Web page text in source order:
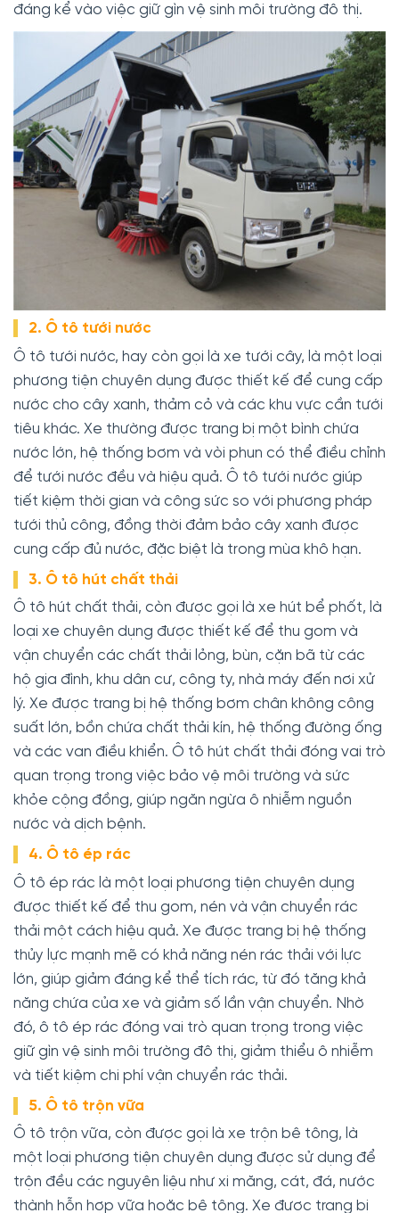
đáng kể vào việc giữ gìn vệ sinh môi trường đô thị.
2. Ô tô tưới nước
Ô tô tưới nước, hay còn gọi là xe tưới cây, là một loại
phương tiện chuyên dụng được thiết kế để cung cấp
nước cho cây xanh, thảm cỏ và các khu vực cần tưới
tiêu khác. Xe thường được trang bị một bình chứa
nước lớn, hệ thống bơm và vòi phun có thể điều chỉnh
để tưới nước đều và hiệu quả. Ô tô tưới nước giúp
tiết kiệm thời gian và công sức so với phương pháp
tưới thủ công, đồng thời đảm bảo cây xanh được
cung cấp đủ nước, đặc biệt là trong mùa khô hạn.
3. Ô tô hút chất thải
Ô tô hút chất thải, còn được gọi là xe hút bể phốt, là
loại xe chuyên dụng được thiết kế để thu gom và
vận chuyển các chất thải lỏng, bùn, cặn bã từ các
hộ gia đình, khu dân cư, công ty, nhà máy đến nơi xử
lý. Xe được trang bị hệ thống bơm chân không công
suất lớn, bồn chứa chất thải kín, hệ thống đường ống
và các van điều khiển. Ô tô hút chất thải đóng vai trò
quan trọng trong việc bảo vệ môi trường và sức
khỏe cộng đồng, giúp ngăn ngừa ô nhiễm nguồn
nước và dịch bệnh.
4. Ô tô ép rác
Ô tô ép rác là một loại phương tiện chuyên dụng
được thiết kế để thu gom, nén và vận chuyển rác
thải một cách hiệu quả. Xe được trang bị hệ thống
thủy lực mạnh mẽ có khả năng nén rác thải với lực
lớn, giúp giảm đáng kể thể tích rác, từ đó tăng khả
năng chứa của xe và giảm số lần vận chuyển. Nhờ
đó, ô tô ép rác đóng vai trò quan trọng trong việc
giữ gìn vệ sinh môi trường đô thị, giảm thiểu ô nhiễm
và tiết kiệm chi phí vận chuyển rác thải.
5. Ô tô trộn vữa
Ô tô trộn vữa, còn được gọi là xe trộn bê tông, là
một loại phương tiện chuyên dụng được sử dụng để
trộn đều các nguyên liệu như xi măng, cát, đá, nước
thành hỗn hợp vữa hoặc bê tông. Xe được trang bị